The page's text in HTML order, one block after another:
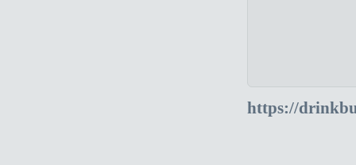
https://